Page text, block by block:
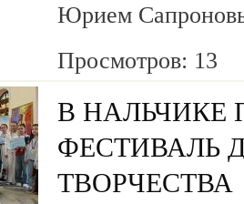
Юрием
Просмотров: 13
В НАЛЬЧИКЕ
ФЕСТИВАЛЬ
ТВОРЧЕСТВА